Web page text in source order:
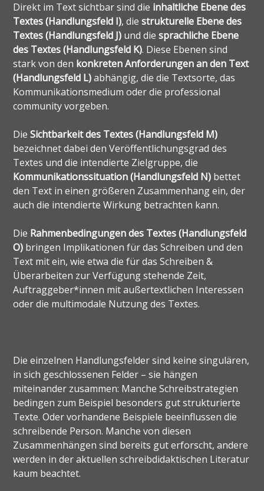
Direkt im Text sichtbar sind die inhaltliche Ebene des
Textes (Handlungsfeld I), diestrukturelle Ebene des
Textes (Handlungsfeld J) und diesprachliche Ebene
des Textes (Handlungsfeld K). Diese Ebenen sind
stark von den konkreten Anforderungen an den Text
(Handlungsfeld L)abhängig, die die Textsorte, das
Kommunikationsmedium oder die professional
community vorgeben.
DieSichtbarkeit des Textes (Handlungsfeld M)
bezeichnet dabei den Veröffentlichungsgrad des
Textes und die intendierte Zielgruppe, die
Kommunikationssituation (Handlungsfeld N) bettet
den Text in einen größeren Zusammenhang ein, der
auch die intendierte Wirkung betrachten kann.
Die Rahmenbedingungen des Textes (Handlungsfeld
O) bringen Implikationen für das Schreiben und den
Text mit ein, wie etwa die für das Schreiben &
Überarbeiten zur Verfügung stehende Zeit,
Auftraggeber*innen mit außertextlichen Interessen
oder die multimodale Nutzung des Textes.
Die einzelnen Handlungsfelder sind keine singulären,
in sich geschlossenen Felder – sie hängen
miteinander zusammen: Manche Schreibstrategien
bedingen zum Beispiel besonders gut strukturierte
Texte. Oder vorhandene Beispiele beeinflussen die
schreibende Person. Manche von diesen
Zusammenhängen sind bereits gut erforscht, andere
werden in der aktuellen schreibdidaktischen Literatur
kaum beachtet.